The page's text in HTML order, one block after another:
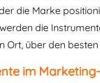
die Marke
die
Ort, über den
im